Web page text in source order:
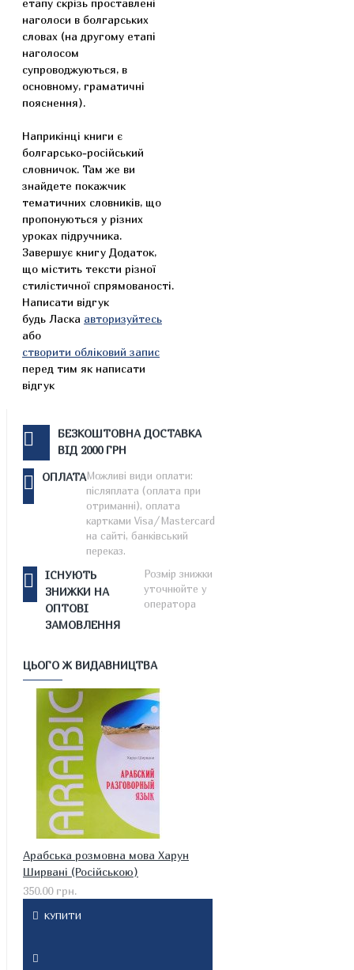
етапу скрізь проставлені
наголоси в болгарських
словах (на другому етапі
наголосом
супроводжуються, в
основному, граматичні
пояснення).
Наприкінці книги є
болгарсько-російський
словничок. Там же ви
знайдете покажчик
тематичних словників, що
пропонуються у різних
уроках підручника.
Завершує книгу Додаток,
що містить тексти різної
стилістичної спрямованості.
Написати відгук
будь Ласка авторизуйтесь
або
створити обліковий запис
перед тим як написати
відгук
БЕЗКОШТОВНА ДОСТАВКА
ВІД 2000 ГРН
ОПЛАТАМожливі види оплати:
післяплата (оплата при
отриманні), оплата
картками Visa/Mastercard
на сайті, банківський
переказ.
ІСНУЮТЬ
ЗНИЖКИ НА
ОПТОВІ
ЗАМОВЛЕННЯ
Розмір знижки
уточнюйте у
оператора
ЦЬОГО Ж ВИДАВНИЦТВА
Арабська розмовна мова Харун
Ширвані (Російською)
350.00 грн.
КУПИТИ